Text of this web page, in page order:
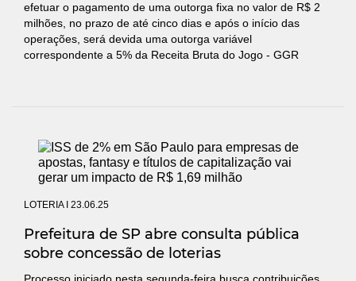
efetuar o pagamento de uma outorga fixa no valor de R$ 2
milhões, no prazo de até cinco dias e após o início das
operações, será devida uma outorga variável
correspondente a 5% da Receita Bruta do Jogo - GGR
LOTERIAI 23.06.25
Prefeitura de SP abre consulta pública
sobre concessão de loterias